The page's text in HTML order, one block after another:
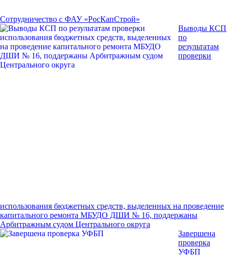
Сотрудничество c ФАУ «РосКапСтрой»
Выводы КСП
по
результатам
проверки
использования бюджетных средств, выделенных на проведение
капитального ремонта МБУДО ДШИ № 16, поддержаны
Арбитражным судом Центрального округа
Завершена
проверка
УФБП